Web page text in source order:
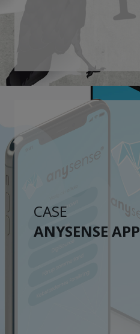
CASE
ANYSENSE APP